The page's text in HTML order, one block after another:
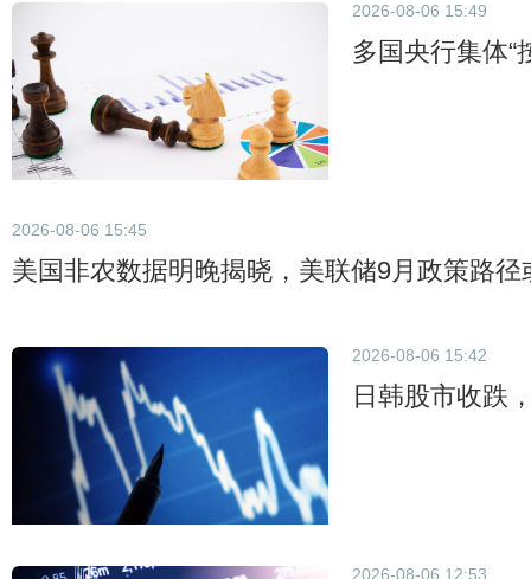
2026-08-06 15:49
多国央行集体“
2026-08-06 15:45
美国非农数据明晚揭晓，美联储9月政策路径
2026-08-06 15:42
日韩股市收跌
2026-08-06 12:53